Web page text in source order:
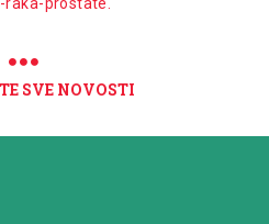
raka-prostate.
SVE NOVOSTI